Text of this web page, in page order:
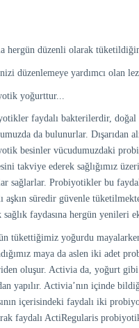
hergün düzenli olarak
düzenlemeye yardımcı olan
yoğurttur...
faydalı bakterilerdir, doğal
da bulunurlar. Dışarıdan
besinler vücudumuzdaki
takviye ederek sağlığımız
sağlarlar. Probiyotikler bu
aşkın süredir güvenle
sağlık faydasına hergün yenileri
tükettiğimiz yoğurdu
maya da aslen iki adet
oluşur. Activia da, yoğurt
yapılır. Activia’nın içinde
içerisindeki faydalı iki
faydalı ActiRegularis